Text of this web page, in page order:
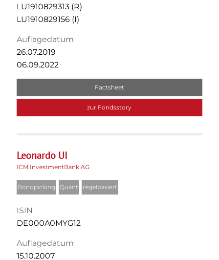
LU1910829313 (R)
LU1910829156 (I)
Auflagedatum
26.07.2019
06.09.2022
Factsheet
zur Fondsstory
Leonardo UI
ICM InvestmentBank AG
Bondpicking Quant regelbasiert
ISIN
DE000A0MYG12
Auflagedatum
15.10.2007